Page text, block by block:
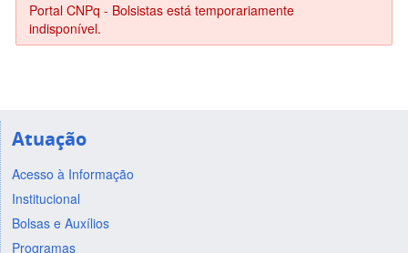
Portal CNPq - Bolsistas está temporariamente
indisponível.
Atuação
Acesso à Informação
Institucional
Bolsas e Auxílios
Programas